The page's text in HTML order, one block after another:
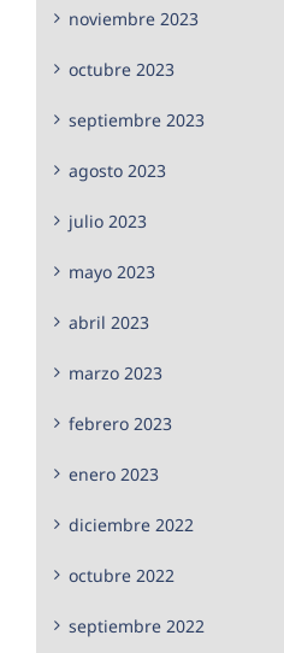
noviembre 2023
octubre 2023
septiembre 2023
agosto 2023
julio 2023
mayo 2023
abril 2023
marzo 2023
febrero 2023
enero 2023
diciembre 2022
octubre 2022
septiembre 2022